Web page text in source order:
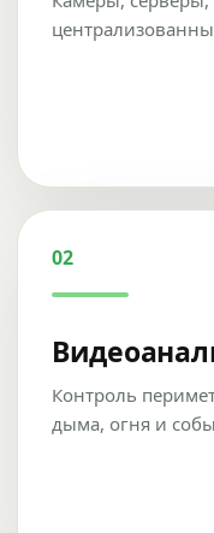
02
Контроль
дыма, огня и